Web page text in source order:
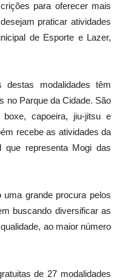
para oferecer mais
praticar atividades
de Esporte e Lazer,
destas modalidades têm
no Parque da Cidade. São
capoeira, jiu-jitsu e
recebe as atividades da
que representa Mogi das
uma grande procura pelos
buscando diversificar as
ao maior número
de 27 modalidades